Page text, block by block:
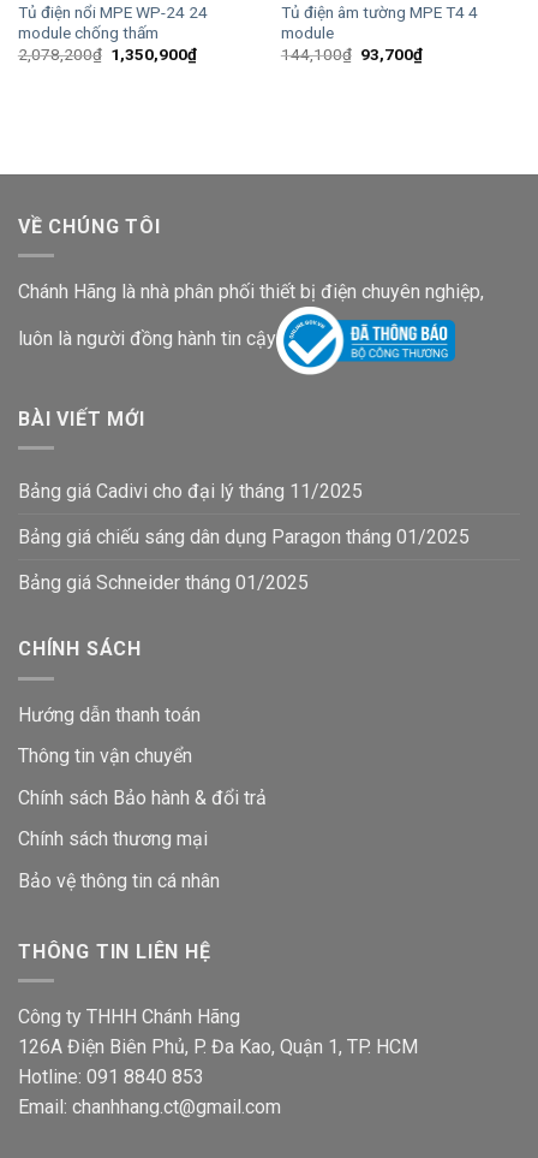
Tủ điện nổi MPE WP-24 24
module chống thấm
2,078,200₫ Giá
gốc
1,350,900₫Giá
hiện
Tủ điện âm tường MPE T4 4
module
144,100₫ Giá
gốc
93,700₫Giá
hiện
VỀ CHÚNG TÔI
Chánh Hãng là nhà phân phối thiết bị điện chuyên nghiệp,
luôn là người đồng hành tin cậy
BÀI VIẾT MỚI
Bảng giá Cadivi cho đại lý tháng 11/2025
Bảng giá chiếu sáng dân dụng Paragon tháng 01/2025
Bảng giá Schneider tháng 01/2025
CHÍNH SÁCH
Hướng dẫn thanh toán
Thông tin vận chuyển
Chính sách Bảo hành & đổi trả
Chính sách thương mại
Bảo vệ thông tin cá nhân
THÔNG TIN LIÊN HỆ
Công ty THHH Chánh Hãng
126A Điện Biên Phủ, P. Đa Kao, Quận 1, TP. HCM
Hotline: 091 8840 853
Email: chanhhang.ct@gmail.com